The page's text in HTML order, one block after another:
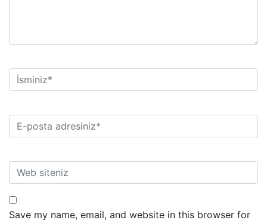
Save my name, email, and website in this browser for